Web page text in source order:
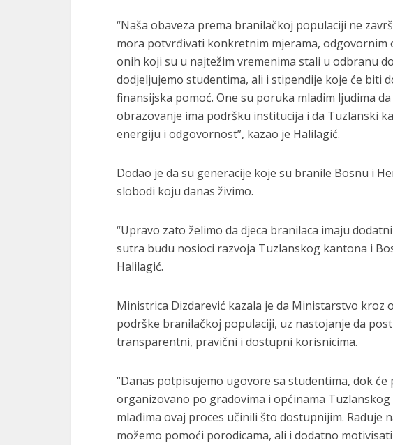
“Naša obaveza prema branilačkoj populaciji ne
mora potvrđivati konkretnim mjerama, odgovornim
onih koji su u najtežim vremenima stali u odbranu
dodjeljujemo studentima, ali i stipendije koje će biti
finansijska pomoć. One su poruka mladim ljudima
obrazovanje ima podršku institucija i da Tuzlanski
energiju i odgovornost”, kazao je Halilagić.
Dodao je da su generacije koje su branile Bosnu i
slobodi koju danas živimo.
“Upravo zato želimo da djeca branilaca imaju
sutra budu nosioci razvoja Tuzlanskog kantona i
Halilagić.
Ministrica Dizdarević kazala je da Ministarstvo
podrške branilačkoj populaciji, uz nastojanje da
transparentni, pravični i dostupni korisnicima.
“Danas potpisujemo ugovore sa studentima, dok
organizovano po gradovima i općinama
mlađima ovaj proces učinili što dostupnijim. Raduje
možemo pomoći porodicama, ali i dodatno